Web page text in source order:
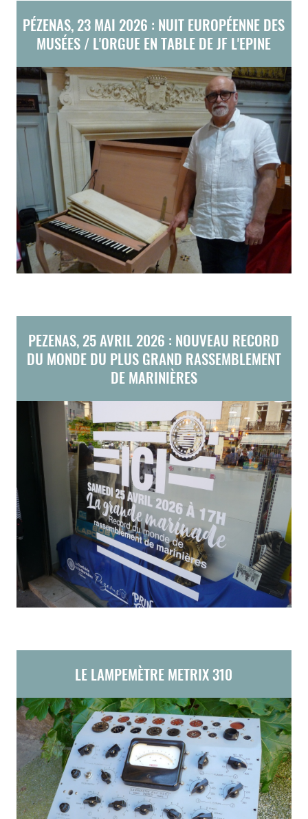
PÉZENAS, 23 MAI 2026 : NUIT EUROPÉENNE DES
MUSÉES / L'ORGUE EN TABLE DE JF L'EPINE
PEZENAS, 25 AVRIL 2026 : NOUVEAU RECORD
DU MONDE DU PLUS GRAND RASSEMBLEMENT
DE MARINIÈRES
LE LAMPEMÈTRE METRIX 310